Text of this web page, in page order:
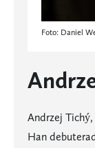
Foto: Daniel
Andrzej
Han